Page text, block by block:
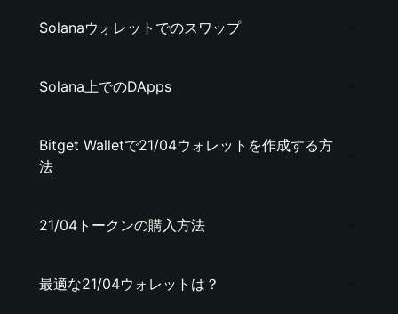
Solanaウォレットでのスワップ
Solana上でのDApps
Bitget Walletで21/04ウォレットを作成する方
法
21/04トークンの購入方法
最適な21/04ウォレットは？